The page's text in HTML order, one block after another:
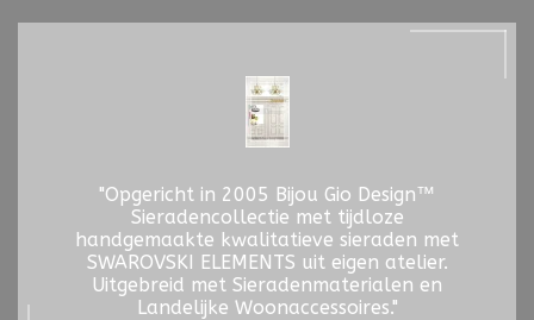
"Opgericht in 2005 Bijou Gio Design™
Sieradencollectie met tijdloze
handgemaakte kwalitatieve sieraden met
SWAROVSKI ELEMENTS uit eigen atelier.
Uitgebreid met Sieradenmaterialen en
Landelijke Woonaccessoires."